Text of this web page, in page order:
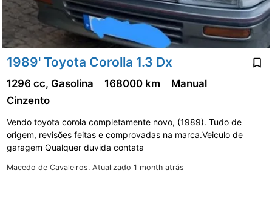
1989' Toyota Corolla 1.3 Dx
Macedo de Cavaleiros. Atualizado 1 month atrás
1296 cc, Gasolina 168000 km
Manual
Cinzento
Vendo toyota corola completamente novo, (1989). Tudo de
origem, revisões feitas e comprovadas na marca.Veiculo de
garagem Qualquer duvida contata